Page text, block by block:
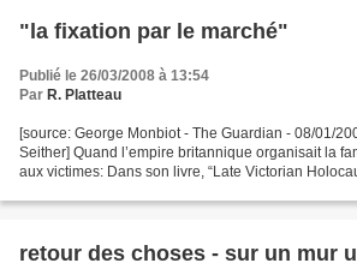
"la fixation par le marché"
Publié le 26/03/2008 à 13:54
Par R. Platteau
[source: George Monbiot - The Guardian - 08/01/
Seither] Quand l’empire britannique organisait la
aux victimes: Dans son livre, “Late Victorian
retour des choses - sur un mur